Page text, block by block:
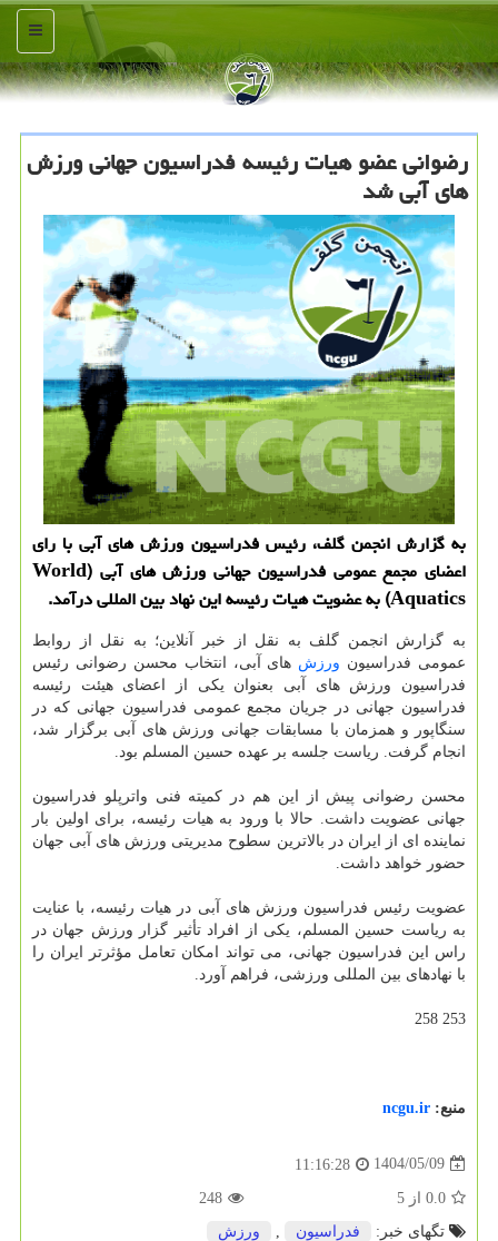
منو
رضوانی عضو هیات رئیسه فدراسیون جهانی ورزش
های آبی شد
به گزارش انجمن گلف، رئیس فدراسیون ورزش های آبی با رای
اعضای مجمع عمومی فدراسیون جهانی ورزش های آبی (World
Aquatics) به عضویت هیات رئیسه این نهاد بین المللی درآمد.
به گزارش انجمن گلف به نقل از خبر آنلاین؛ به نقل از روابط
عمومی فدراسیون ورزش های آبی، انتخاب محسن رضوانی رئیس
فدراسیون ورزش های آبی بعنوان یکی از اعضای هیئت رئیسه
فدراسیون جهانی در جریان مجمع عمومی فدراسیون جهانی که در
سنگاپور و همزمان با مسابقات جهانی ورزش های آبی برگزار شد،
انجام گرفت. ریاست جلسه بر عهده حسین المسلم بود.
محسن رضوانی پیش از این هم در کمیته فنی واترپلو فدراسیون
جهانی عضویت داشت. حالا با ورود به هیات رئیسه، برای اولین بار
نماینده ای از ایران در بالاترین سطوح مدیریتی ورزش های آبی جهان
حضور خواهد داشت.
عضویت رئیس فدراسیون ورزش های آبی در هیات رئیسه، با عنایت
به ریاست حسین المسلم، یکی از افراد تأثیر گزار ورزش جهان در
راس این فدراسیون جهانی، می تواند امکان تعامل مؤثرتر ایران را
با نهادهای بین المللی ورزشی، فراهم آورد.
253 258
منبع: ncgu.ir
1404/05/09
11:16:28
0.0 از 5
248
تگهای خبر:
فدراسیون ورزش